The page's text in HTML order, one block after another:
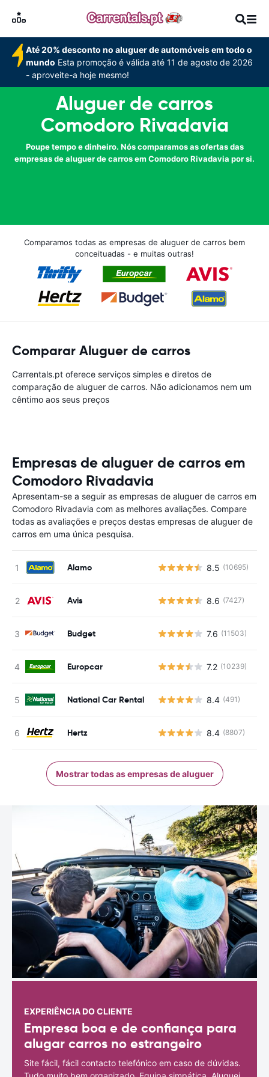
Até 20% desconto no aluguer de automóveis em todo o
mundo Esta promoção é válida até 11 de agosto de 2026
- aproveite-a hoje mesmo!
Aluguer de carros
Comodoro Rivadavia
Poupe tempo e dinheiro. Nós comparamos as ofertas das
empresas de aluguer de carros em Comodoro Rivadavia por si.
Comparamos todas as empresas de aluguer de carros bem
conceituadas - e muitas outras!
Comparar Aluguer de carros
Carrentals.pt oferece serviços simples e diretos de
comparação de aluguer de carros. Não adicionamos nem um
cêntimo aos seus preços
Empresas de aluguer de carros em
Comodoro Rivadavia
Apresentam-se a seguir as empresas de aluguer de carros em
Comodoro Rivadavia com as melhores avaliações. Compare
todas as avaliações e preços destas empresas de aluguer de
carros em uma única pesquisa.
Alamo 8.5 (10695)
Avis 8.6 (7427)
Budget 7.6 (11503)
Europcar 7.2 (10239)
National Car Rental 8.4 (491)
Hertz 8.4 (8807)
Mostrar todas as empresas de aluguer
EXPERIÊNCIA DO CLIENTE
Empresa boa e de confiança para
alugar carros no estrangeiro
Site fácil, fácil contacto telefónico em caso de dúvidas.